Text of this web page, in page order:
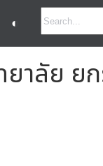
◐
าลัย ย